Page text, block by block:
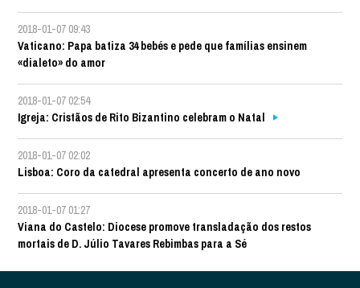
2018-01-07 09:43
Vaticano: Papa batiza 34 bebés e pede que famílias ensinem
«dialeto» do amor
2018-01-07 02:54
Igreja: Cristãos de Rito Bizantino celebram o Natal
2018-01-07 02:02
Lisboa: Coro da catedral apresenta concerto de ano novo
2018-01-07 01:27
Viana do Castelo: Diocese promove transladação dos restos
mortais de D. Júlio Tavares Rebimbas para a Sé